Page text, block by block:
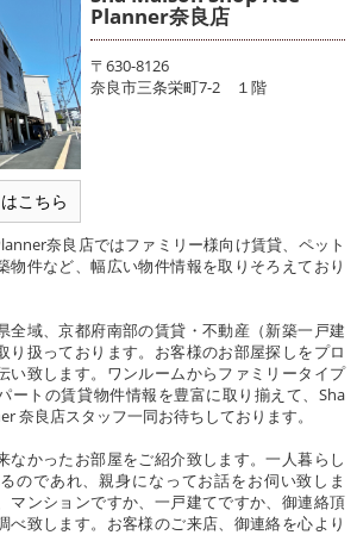
こちら
Planner奈良店
〒630-8126
奈良市三条栄町7-2 １階
奈良店ではファミリー様向け賃貸、ペット
物件など、幅広い物件情報を取りそろえており
全域、京都府南部の賃貸・不動産（新築一戸建
り扱っております。お客様のお部屋探しをプロ
い致します。ワンルームからファミリータイプ
ートの賃貸物件情報を豊富に取り揃えて、Sha
奈良店スタッフ一同お待ちしております。
なかったお部屋をご紹介致します。一人暮らし
のであれ、親身になってお話をお伺い致しま
マンションですか、一戸建てですか、御連絡頂
べ致します。お客様のご来店、御連絡を心より